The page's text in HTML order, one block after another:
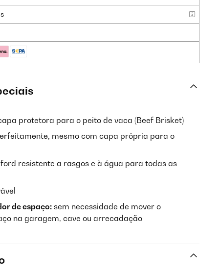
protetora para o peito de vaca (Beef Brisket)
mesmo com capa própria para o
resistente a rasgos e à água para todas as
de espaço: sem necessidade de mover o
na garagem, cave ou arrecadação